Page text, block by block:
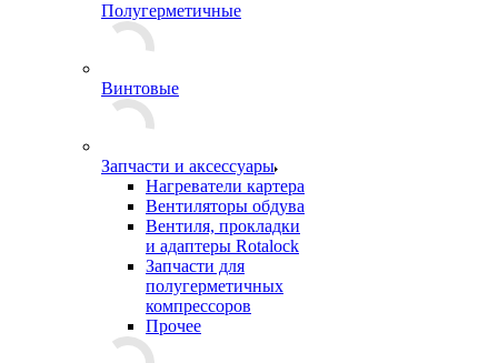
Полугерметичные
Винтовые
Запчасти и аксессуары
Нагреватели картера
Вентиляторы обдува
Вентиля, прокладки
и адаптеры Rotalock
Запчасти для
полугерметичных
компрессоров
Прочее